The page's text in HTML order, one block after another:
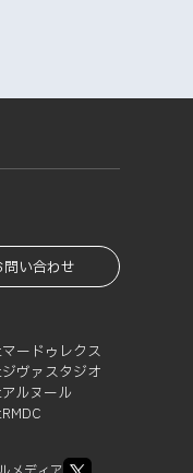
問い合わせ
ードゥレクス
ヴァスタジオ
ルヌール